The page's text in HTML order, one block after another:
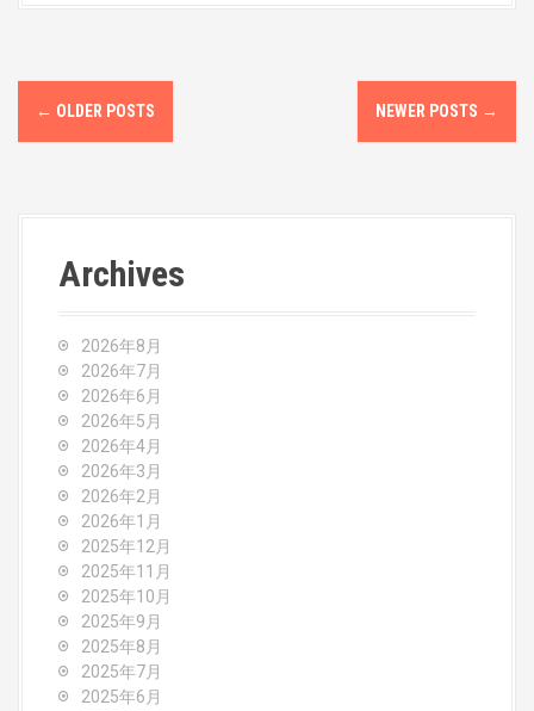
P
o
← OLDER POSTS NEWER POSTS →
Archives
2026年8月
2026年7月
2026年6月
2026年5月
2026年4月
2026年3月
2026年2月
2026年1月
2025年12月
2025年11月
2025年10月
2025年9月
2025年8月
2025年7月
2025年6月